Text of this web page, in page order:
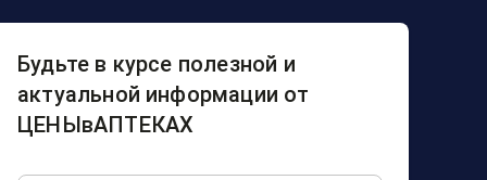
Будьте в курсе полезной и
актуальной информации от
ЦЕНЫвАПТЕКАХ